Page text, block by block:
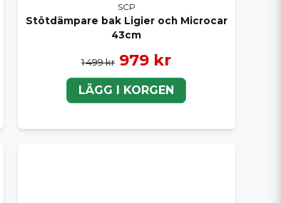
SCP
Stötdämpare bak Ligier och Microcar
43cm
1 499 kr 979 kr
LÄGG I KORGEN